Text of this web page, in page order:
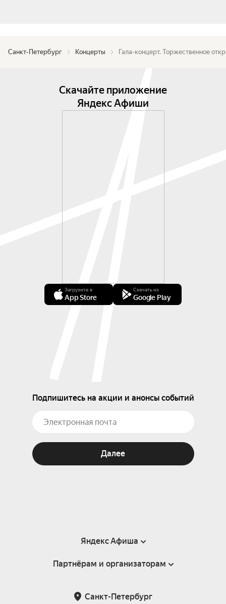
Санкт-Петербург Концерты Гала-концерт. Торжественное
Скачайте приложение
Яндекс Афиши
Загрузите в
App Store
Скачать из
Google Play
Подпишитесь на акции и анонсы событий
Далее
Яндекс Афиша
Справка
Подарочные сертификаты
Партнёрам и организаторам
Санкт-Петербург